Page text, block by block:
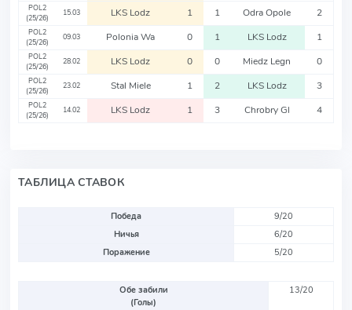
POL2
(25/26)
15.03 LKS Lodz 1 1 Odra Opole 2
POL2
(25/26)
09.03 Polonia Wa 0 1 LKS Lodz 1
POL2
(25/26)
28.02 LKS Lodz 0 0 Miedz Legn 0
POL2
(25/26)
23.02 Stal Miele 1 2 LKS Lodz 3
POL2
(25/26)
14.02 LKS Lodz 1 3 Chrobry Gl 4
ТАБЛИЦА СТАВОК
Победа
9/20
Ничья
6/20
Поражение
5/20
Обе забили
(Голы)
13/20